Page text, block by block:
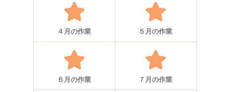
４月の作業 ５月の作業
６月の作業 ７月の作業